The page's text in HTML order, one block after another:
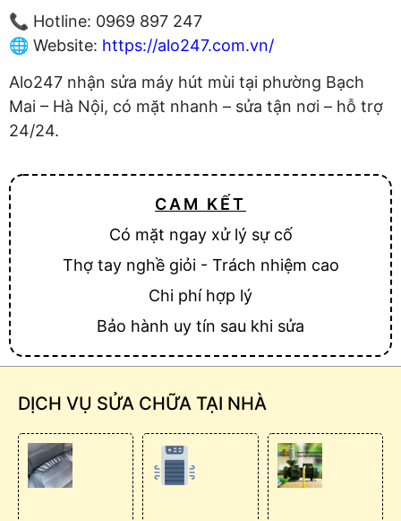
📞 Hotline: 0969 897 247
🌐 Website: https://alo247.com.vn/
Alo247 nhận sửa máy hút mùi tại phường Bạch
Mai – Hà Nội, có mặt nhanh – sửa tận nơi – hỗ trợ
24/24.
CAM KẾT
Có mặt ngay xử lý sự cố
Thợ tay nghề giỏi - Trách nhiệm cao
Chi phí hợp lý
Bảo hành uy tín sau khi sửa
DỊCH VỤ SỬA CHỮA TẠI NHÀ